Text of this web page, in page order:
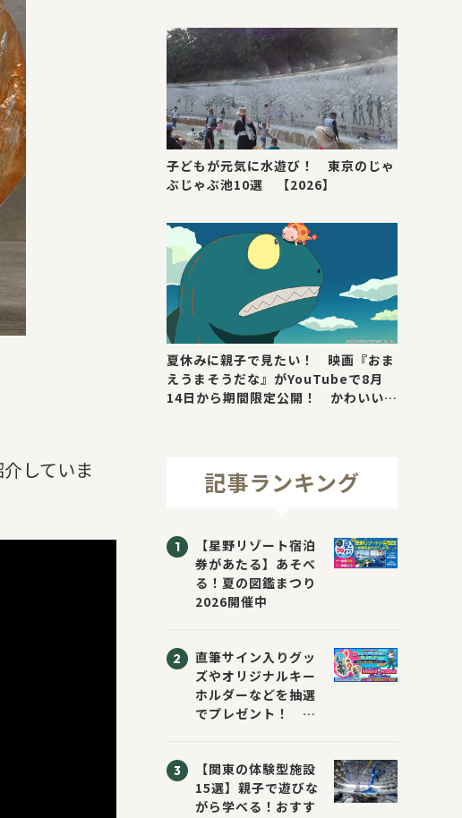
していま
子どもが元気に水遊び！ 東京のじゃ
ぶじゃぶ池10選 【2026】
夏休みに親子で見たい！ 映画『おま
えうまそうだな』がYouTubeで8月
14日から期間限定公開！ かわいい＆
記事ランキング
【星野リゾート宿泊
券があたる】あそべ
る！夏の図鑑まつり
2026開催中
直筆サイン入りグッ
ズやオリジナルキー
ホルダーなどを抽選
でプレゼント！
ジブックフェア2026
～すまない先生と読
書にチャレンジ！
【関東の体験型施設
15選】親子で遊びな
がら学べる！おすす